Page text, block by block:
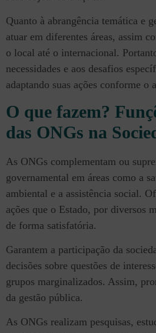
Quanto à abrangência temática e
atuar em diferentes áreas, assim
o local até o internacional.
necessidades e aos desafios
adaptando suas ações conforme o
O que fazem?
das ONGs na
As ONGs complementam ou
governamental em áreas como a
ambiental e a assistência social.
ações que o Estado, por diversos
de forma satisfatória.
Garantem a participação da
decisões sobre questões de
grupos marginalizados. Assim,
da gestão pública.
As ONGs realizam pesquisas,